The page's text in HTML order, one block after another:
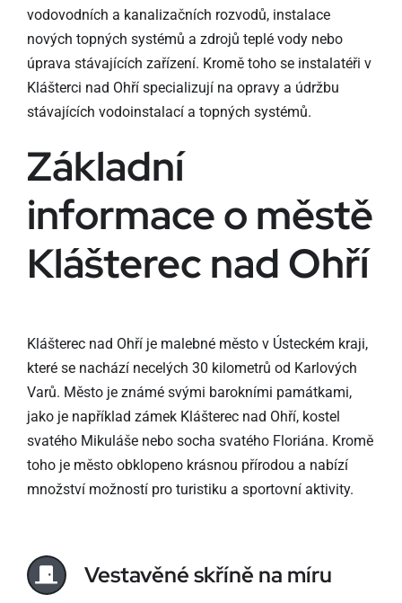
vodovodních a kanalizačních rozvodů, instalace
nových topných systémů a zdrojů teplé vody nebo
úprava stávajících zařízení. Kromě toho se instalatéři v
Klášterci nad Ohří specializují na opravy a údržbu
stávajících vodoinstalací a topných systémů.
Základní
informace o městě
Klášterec nad Ohří
Klášterec nad Ohří je malebné město v Ústeckém kraji,
které se nachází necelých 30 kilometrů od Karlových
Varů. Město je známé svými barokními památkami,
jako je například zámek Klášterec nad Ohří, kostel
svatého Mikuláše nebo socha svatého Floriána. Kromě
toho je město obklopeno krásnou přírodou a nabízí
množství možností pro turistiku a sportovní aktivity.
Vestavěné skříně na míru